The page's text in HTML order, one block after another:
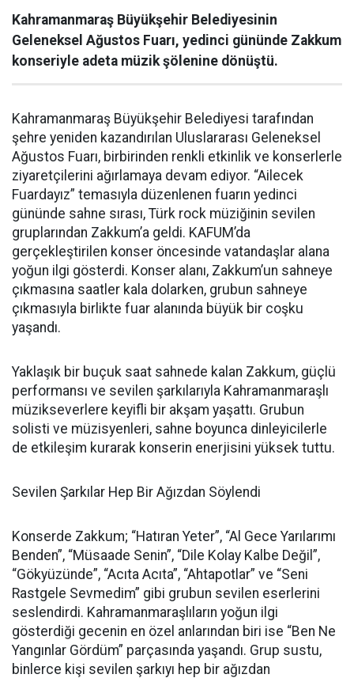
Kahramanmaraş Büyükşehir Belediyesinin
Geleneksel Ağustos Fuarı, yedinci gününde Zakkum
konseriyle adeta müzik şölenine dönüştü.
Kahramanmaraş Büyükşehir Belediyesi tarafından
şehre yeniden kazandırılan Uluslararası Geleneksel
Ağustos Fuarı, birbirinden renkli etkinlik ve konserlerle
ziyaretçilerini ağırlamaya devam ediyor. “Ailecek
Fuardayız” temasıyla düzenlenen fuarın yedinci
gününde sahne sırası, Türk rock müziğinin sevilen
gruplarından Zakkum’a geldi. KAFUM’da
gerçekleştirilen konser öncesinde vatandaşlar alana
yoğun ilgi gösterdi. Konser alanı, Zakkum’un sahneye
çıkmasına saatler kala dolarken, grubun sahneye
çıkmasıyla birlikte fuar alanında büyük bir coşku
yaşandı.
Yaklaşık bir buçuk saat sahnede kalan Zakkum, güçlü
performansı ve sevilen şarkılarıyla Kahramanmaraşlı
müzikseverlere keyifli bir akşam yaşattı. Grubun
solisti ve müzisyenleri, sahne boyunca dinleyicilerle
de etkileşim kurarak konserin enerjisini yüksek tuttu.
Sevilen Şarkılar Hep Bir Ağızdan Söylendi
Konserde Zakkum; “Hatıran Yeter”, “Al Gece Yarılarımı
Benden”, “Müsaade Senin”, “Dile Kolay Kalbe Değil”,
“Gökyüzünde”, “Acıta Acıta”, “Ahtapotlar” ve “Seni
Rastgele Sevmedim” gibi grubun sevilen eserlerini
seslendirdi. Kahramanmaraşlıların yoğun ilgi
gösterdiği gecenin en özel anlarından biri ise “Ben Ne
Yangınlar Gördüm” parçasında yaşandı. Grup sustu,
binlerce kişi sevilen şarkıyı hep bir ağızdan